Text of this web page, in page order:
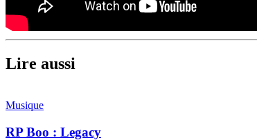
Lire aussi
Musique
RP Boo : Legacy